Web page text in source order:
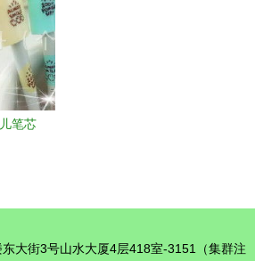
厂家
头
笔芯
大街3号山水大厦4层418室-3151（集群注